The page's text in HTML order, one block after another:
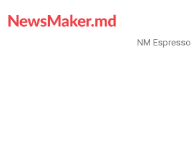
NM Espresso